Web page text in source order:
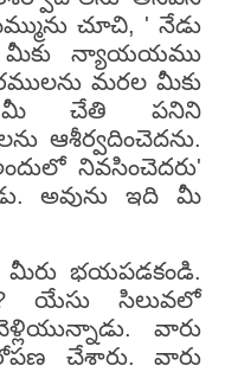
చూచి, ' నేడు
మీకు న్యాయయము
మరల మీకు
మీ చేతి పనిని
ఆశీర్వదించెదను.
నివసించెదరు'
అవును ఇది మీ
మీరు భయపడకండి.
యేసు సిలువలో
వారు
చేశారు. వారు